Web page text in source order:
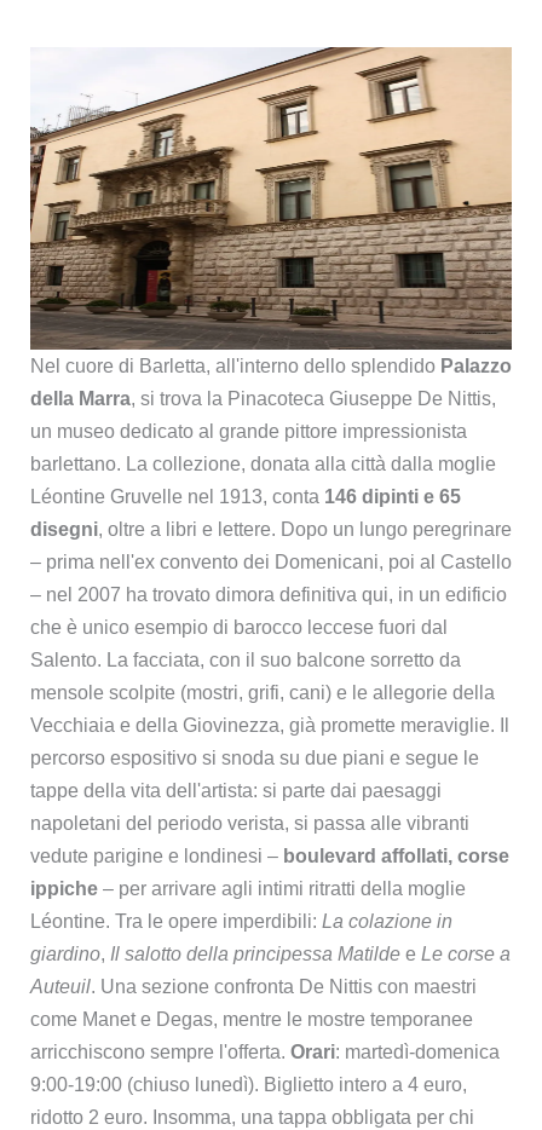
Nel cuore di Barletta, all'interno dello splendido Palazzo
della Marra, si trova la Pinacoteca Giuseppe De Nittis,
un museo dedicato al grande pittore impressionista
barlettano. La collezione, donata alla città dalla moglie
Léontine Gruvelle nel 1913, conta 146 dipinti e 65
disegni, oltre a libri e lettere. Dopo un lungo peregrinare
– prima nell'ex convento dei Domenicani, poi al Castello
– nel 2007 ha trovato dimora definitiva qui, in un edificio
che è unico esempio di barocco leccese fuori dal
Salento. La facciata, con il suo balcone sorretto da
mensole scolpite (mostri, grifi, cani) e le allegorie della
Vecchiaia e della Giovinezza, già promette meraviglie. Il
percorso espositivo si snoda su due piani e segue le
tappe della vita dell'artista: si parte dai paesaggi
napoletani del periodo verista, si passa alle vibranti
vedute parigine e londinesi – boulevard affollati, corse
ippiche– per arrivare agli intimi ritratti della moglie
Léontine. Tra le opere imperdibili: La colazione in
giardino, Il salotto della principessa Matildee Le corse a
Auteuil. Una sezione confronta De Nittis con maestri
come Manet e Degas, mentre le mostre temporanee
arricchiscono sempre l'offerta. Orari: martedì-domenica
9:00-19:00 (chiuso lunedì). Biglietto intero a 4 euro,
ridotto 2 euro. Insomma, una tappa obbligata per chi